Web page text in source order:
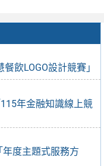
飲LOGO設計競賽」
年金融知識線上競
年度主題式服務方